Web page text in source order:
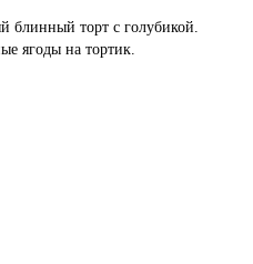
блинный торт с голубикой.
ягоды на тортик.